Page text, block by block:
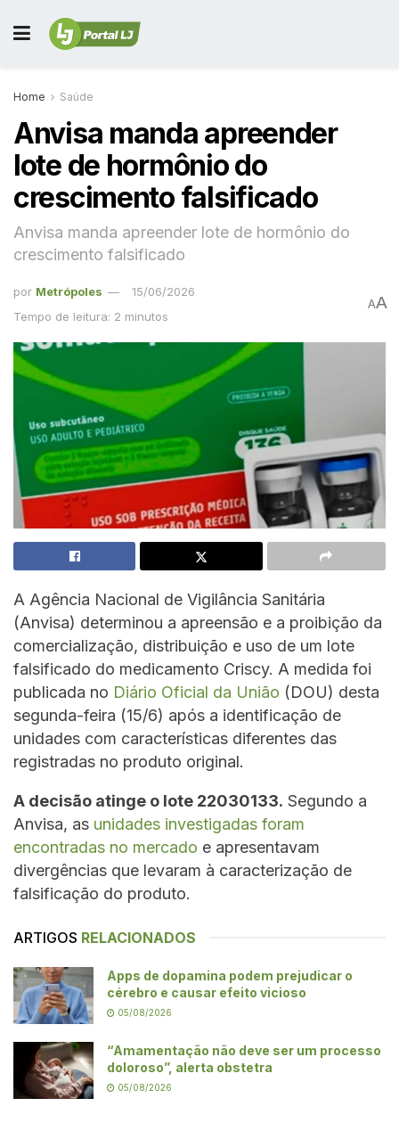
Home Saúde
Anvisa manda apreender
lote de hormônio do
crescimento falsificado
Anvisa manda apreender lote de hormônio do
crescimento falsificado
por Metrópoles
15/06/2026
Tempo de leitura: 2 minutos
AA
A Agência Nacional de Vigilância Sanitária
(Anvisa) determinou a apreensão e a proibição da
comercialização, distribuição e uso de um lote
falsificado do medicamento Criscy. A medida foi
publicada no Diário Oficial da União (DOU) desta
segunda-feira (15/6) após a identificação de
unidades com características diferentes das
registradas no produto original.
A decisão atinge o lote 22030133. Segundo a
Anvisa, as unidades investigadas foram
encontradas no mercado e apresentavam
divergências que levaram à caracterização de
falsificação do produto.
ARTIGOS RELACIONADOS
Apps de dopamina podem prejudicar o
cérebro e causar efeito vicioso
05/08/2026
“Amamentação não deve ser um processo
doloroso”, alerta obstetra
05/08/2026